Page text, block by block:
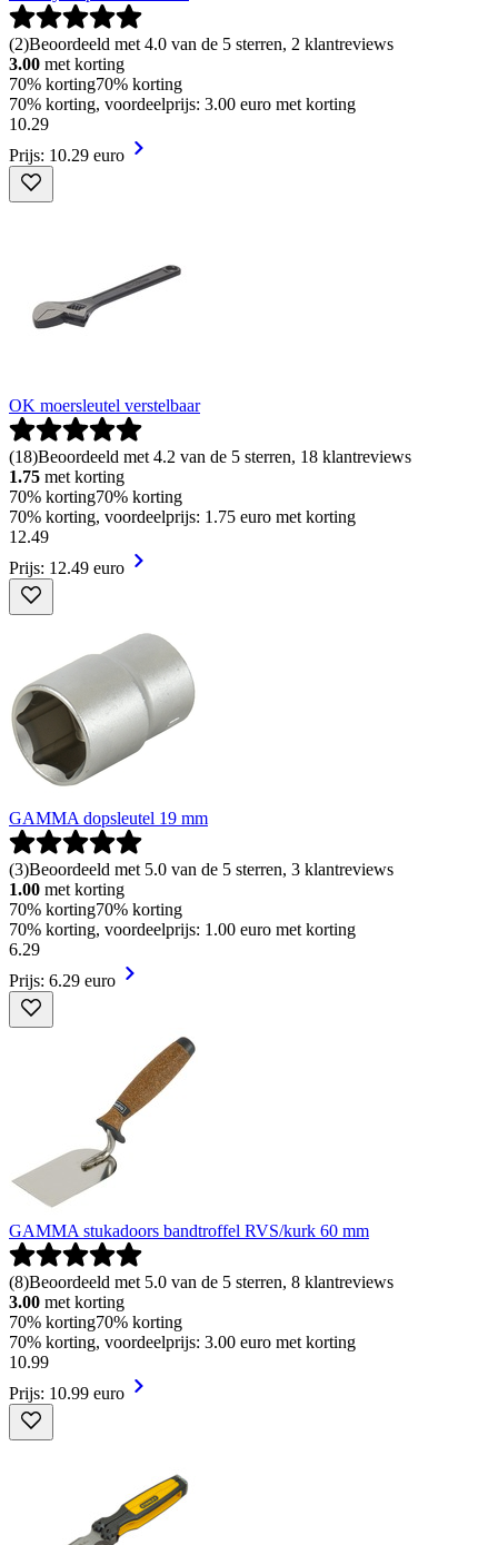
(2)Beoordeeld met 4.0 van de 5 sterren, 2 klantreviews
3.00 met korting
70% korting70% korting
70% korting, voordeelprijs: 3.00 euro met korting
10.29
Prijs: 10.29 euro
OK moersleutel verstelbaar
(18)Beoordeeld met 4.2 van de 5 sterren, 18 klantreviews
1.75 met korting
70% korting70% korting
70% korting, voordeelprijs: 1.75 euro met korting
12.49
Prijs: 12.49 euro
GAMMA dopsleutel 19 mm
(3)Beoordeeld met 5.0 van de 5 sterren, 3 klantreviews
1.00 met korting
70% korting70% korting
70% korting, voordeelprijs: 1.00 euro met korting
6.29
Prijs: 6.29 euro
GAMMA stukadoors bandtroffel RVS/kurk 60 mm
(8)Beoordeeld met 5.0 van de 5 sterren, 8 klantreviews
3.00 met korting
70% korting70% korting
70% korting, voordeelprijs: 3.00 euro met korting
10.99
Prijs: 10.99 euro